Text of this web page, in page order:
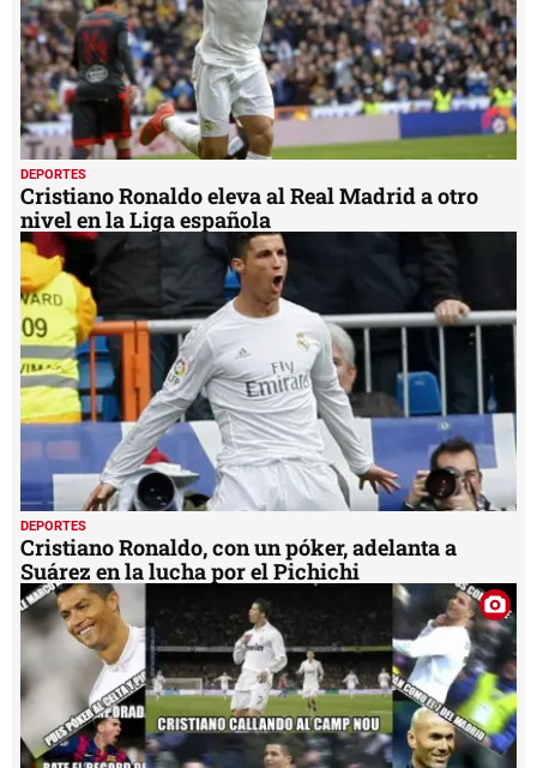
DEPORTES
Cristiano Ronaldo eleva al Real Madrid a otro
nivel en la Liga española
DEPORTES
Cristiano Ronaldo, con un póker, adelanta a
Suárez en la lucha por el Pichichi